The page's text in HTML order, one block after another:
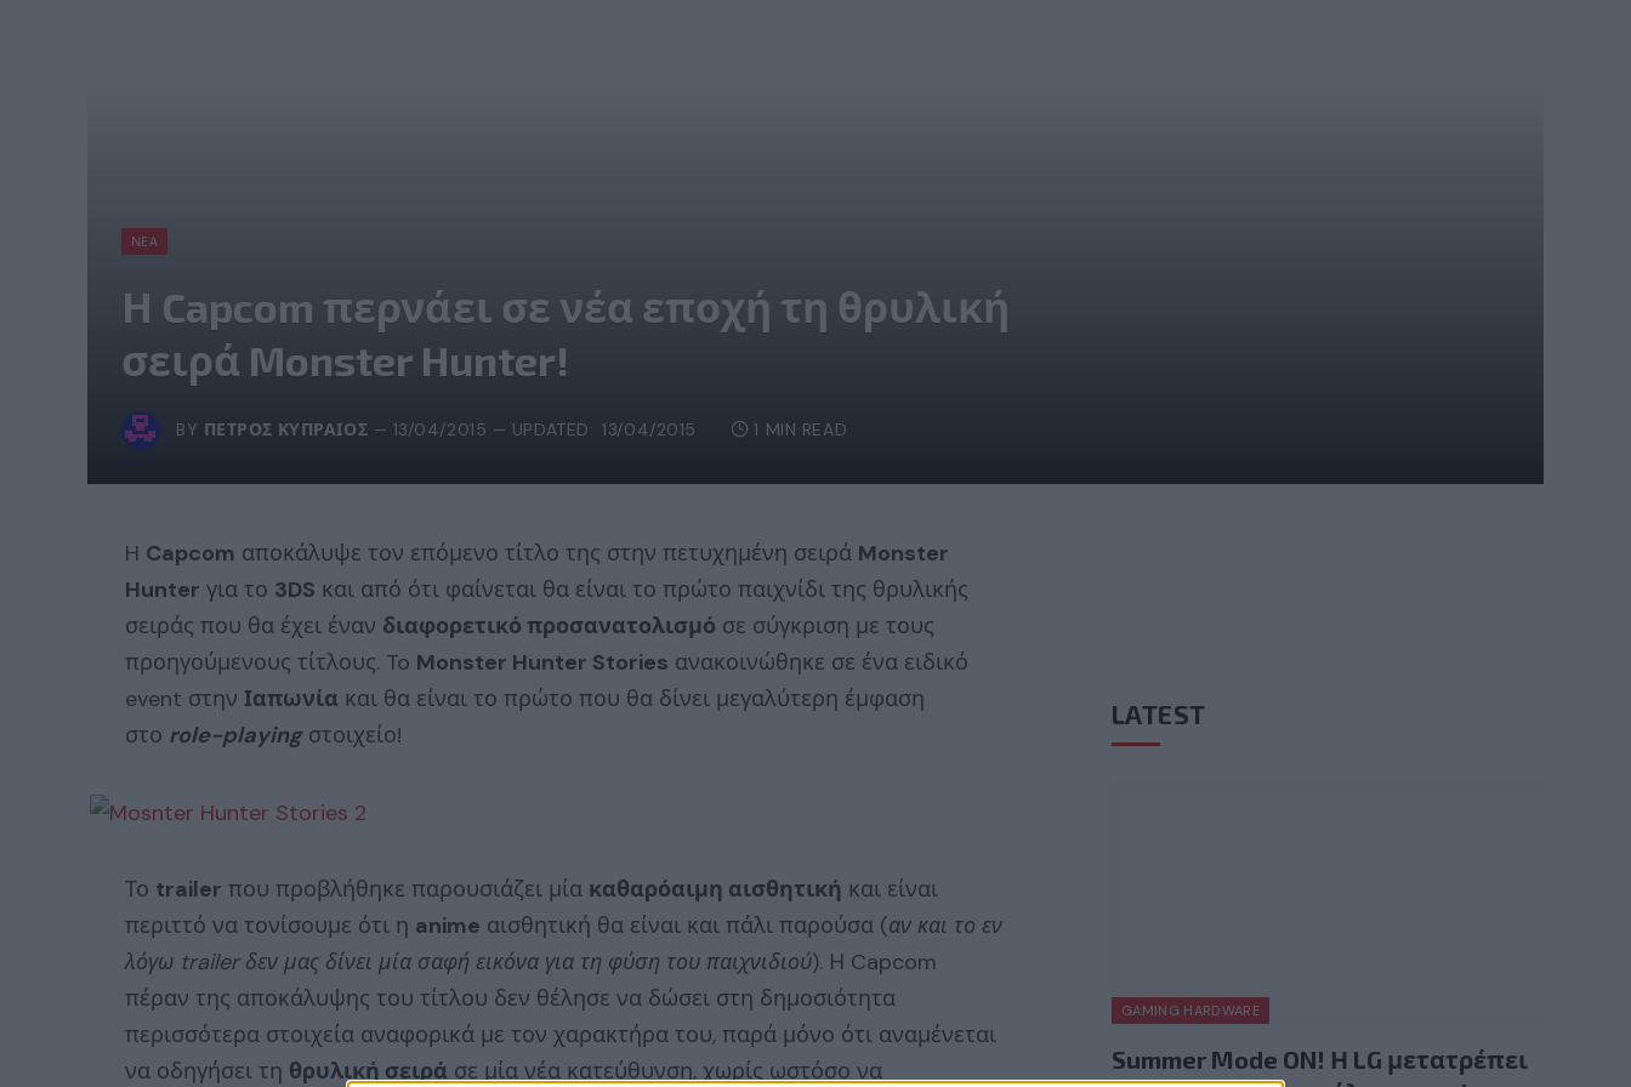
ΝΈΑ
Η Capcom περνάει σε νέα εποχή τη θρυλική
σειρά Monster Hunter!
BY ΠΈΤΡΟΣ ΚΥΠΡΑΊΟΣ 13/04/2015 UPDATED: 13/04/2015 1 MIN READ
H Capcom αποκάλυψε τον επόμενο τίτλο της στην πετυχημένη σειρά Monster
Hunter για το 3DS και από ότι φαίνεται θα είναι το πρώτο παιχνίδι της θρυλικής
σειράς που θα έχει έναν διαφορετικό προσανατολισμό σε σύγκριση με τους
προηγούμενους τίτλους. To Monster Hunter Stories ανακοινώθηκε σε ένα ειδικό
event στην Ιαπωνία και θα είναι το πρώτο που θα δίνει μεγαλύτερη έμφαση
στο role-playing στοιχείο!
Το trailer που προβλήθηκε παρουσιάζει μία καθαρόαιμη αισθητική και είναι
περιττό να τονίσουμε ότι η anime αισθητική θα είναι και πάλι παρούσα (αν και το εν
λόγω trailer δεν μας δίνει μία σαφή εικόνα για τη φύση του παιχνιδιού). Η Capcom
πέραν της αποκάλυψης του τίτλου δεν θέλησε να δώσει στη δημοσιότητα
περισσότερα στοιχεία αναφορικά με τον χαρακτήρα του, παρά μόνο ότι αναμένεται
να οδηγήσει τη θρυλική σειρά σε μία νέα κατεύθυνση, χωρίς ωστόσο να
LATEST
GAMING HARDWARE
Summer Mode ON! Η LG μετατρέπει